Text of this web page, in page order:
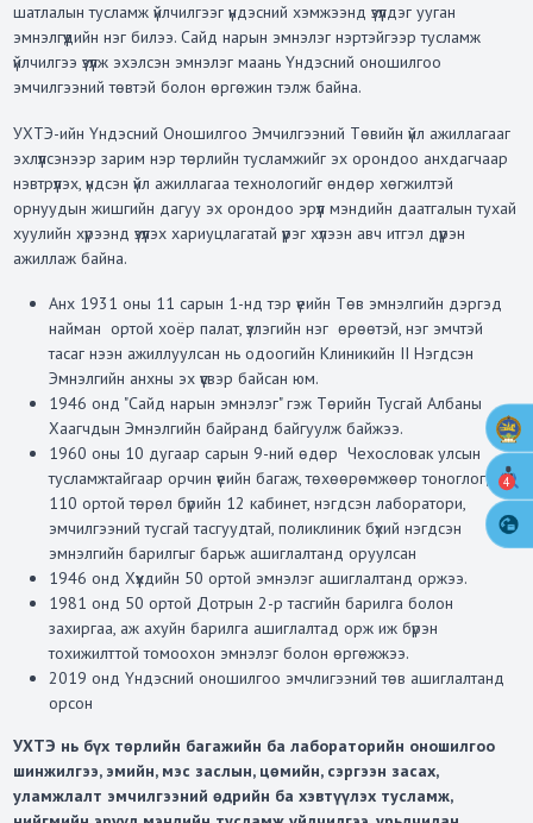
шатлалын тусламж үйлчилгээг үндэсний хэмжээнд үзүүлдэг ууган
эмнэлгүүдийн нэг билээ. Сайд нарын эмнэлэг нэртэйгээр тусламж
үйлчилгээ үзүүлж эхэлсэн эмнэлэг маань Үндэсний оношилгоо
эмчилгээний төвтэй болон өргөжин тэлж байна.
УХТЭ-ийн Үндэсний Оношилгоо Эмчилгээний Төвийн үйл ажиллагааг
эхлүүлсэнээр зарим нэр төрлийн тусламжийг эх орондоо анхдагчаар
нэвтрүүлэх, үндсэн үйл ажиллагаа технологийг өндөр хөгжилтэй
орнуудын жишгийн дагуу эх орондоо эрүүл мэндийн даатгалын тухай
хуулийн хүрээнд үзүүлэх хариуцлагатай үүрэг хүлээн авч итгэл дүүрэн
ажиллаж байна.
Анх 1931 оны 11 сарын 1-нд тэр үеийн Төв эмнэлгийн дэргэд
найман ортой хоёр палат, үзлэгийн нэг өрөөтэй, нэг эмчтэй
тасаг нээн ажиллуулсан нь одоогийн Клиникийн II Нэгдсэн
Эмнэлгийн анхны эх үүсвэр байсан юм.
1946 онд "Сайд нарын эмнэлэг" гэж Төрийн Тусгай Албаны
Хаагчдын Эмнэлгийн байранд байгуулж байжээ.
1960 оны 10 дугаар сарын 9-ний өдөр Чехословак улсын
тусламжтайгаар орчин үеийн багаж, төхөөрөмжөөр тоноглогдсон
110 ортой төрөл бүрийн 12 кабинет, нэгдсэн лаборатори,
эмчилгээний тусгай тасгуудтай, поликлиник бүхий нэгдсэн
эмнэлгийн барилгыг барьж ашиглалтанд оруулсан
1946 онд Хүүхдийн 50 ортой эмнэлэг ашиглалтанд оржээ.
1981 онд 50 ортой Дотрын 2-р тасгийн барилга болон
захиргаа, аж ахуйн барилга ашиглалтад орж иж бүрэн
тохижилттой томоохон эмнэлэг болон өргөжжээ.
2019 онд Үндэсний оношилгоо эмчлигээний төв ашиглалтанд
орсон
УХТЭ нь бүх төрлийн багажийн ба лабораторийн оношилгоо
шинжилгээ, эмийн, мэс заслын, цөмийн, сэргээн засах,
уламжлалт эмчилгээний өдрийн ба хэвтүүлэх тусламж,
4